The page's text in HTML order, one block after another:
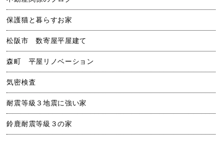
保護猫と暮らすお家
松阪市 数寄屋平屋建て
森町 平屋リノベーション
気密検査
耐震等級３地震に強い家
鈴鹿耐震等級３の家